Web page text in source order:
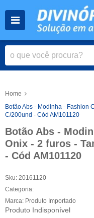
Home
Botão Abs - Modinha - Fashion
C/200und - Cód AM101120
Botão Abs -
Onix - 2 furos -
- Cód AM101120
Sku: 20161120
Categoria:
Marca: Produto Importado
Produto Indisponível